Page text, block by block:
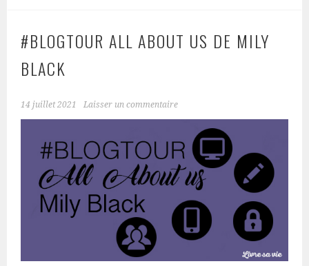
#BLOGTOUR ALL ABOUT US DE MILY
BLACK
14 juillet 2021 Laisser un commentaire